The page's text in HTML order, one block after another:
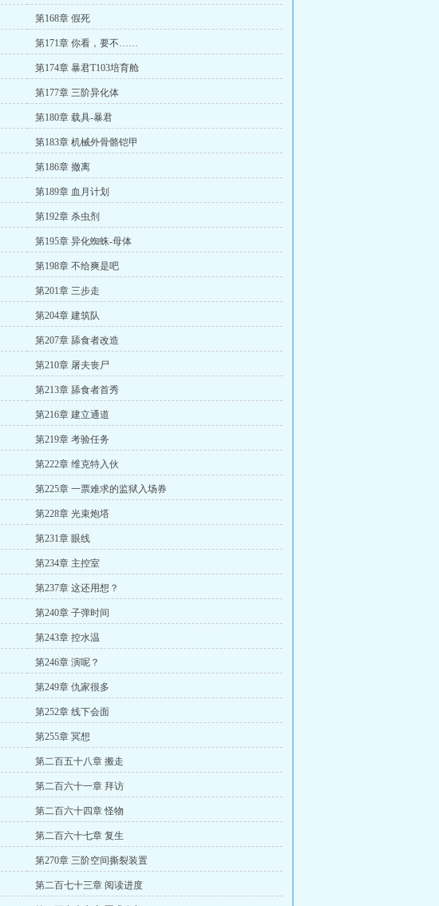
第168章 假死
第171章 你看，要不……
第174章 暴君T103培育舱
第177章 三阶异化体
第180章 载具-暴君
第183章 机械外骨骼铠甲
第186章 撤离
第189章 血月计划
第192章 杀虫剂
第195章 异化蜘蛛-母体
第198章 不给爽是吧
第201章 三步走
第204章 建筑队
第207章 舔食者改造
第210章 屠夫丧尸
第213章 舔食者首秀
第216章 建立通道
第219章 考验任务
第222章 维克特入伙
第225章 一票难求的监狱入场券
第228章 光束炮塔
第231章 眼线
第234章 主控室
第237章 这还用想？
第240章 子弹时间
第243章 控水温
第246章 演呢？
第249章 仇家很多
第252章 线下会面
第255章 冥想
第二百五十八章 搬走
第二百六十一章 拜访
第二百六十四章 怪物
第二百六十七章 复生
第270章 三阶空间撕裂装置
第二百七十三章 阅读进度